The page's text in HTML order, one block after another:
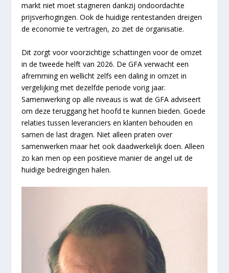
markt niet moet stagneren dankzij ondoordachte
prijsverhogingen. Ook de huidige rentestanden dreigen
de economie te vertragen, zo ziet de organisatie.
Dit zorgt voor voorzichtige schattingen voor de omzet
in de tweede helft van 2026. De GFA verwacht een
afremming en wellicht zelfs een daling in omzet in
vergelijking met dezelfde periode vorig jaar.
Samenwerking op alle niveaus is wat de GFA adviseert
om deze teruggang het hoofd te kunnen bieden. Goede
relaties tussen leveranciers en klanten behouden en
samen de last dragen. Niet alleen praten over
samenwerken maar het ook daadwerkelijk doen. Alleen
zo kan men op een positieve manier de angel uit de
huidige bedreigingen halen.